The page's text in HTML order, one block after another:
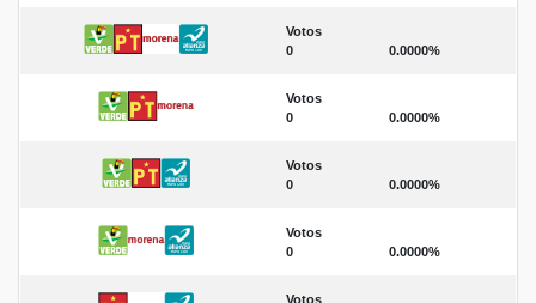
Votos
0
0.0000%
Votos
0
0.0000%
Votos
0
0.0000%
Votos
0
0.0000%
Votos